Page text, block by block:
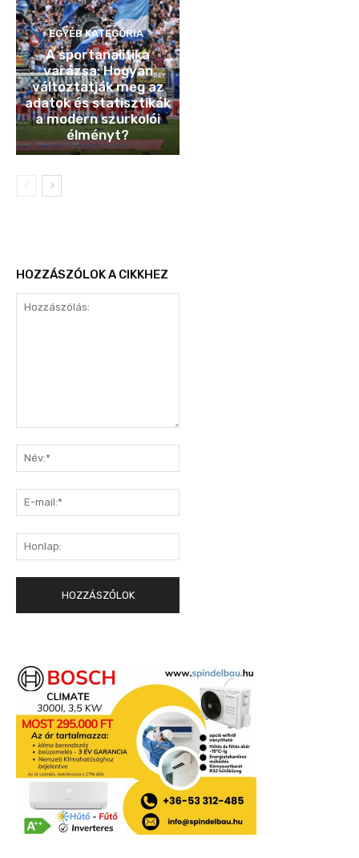
EGYÉB KATEGÓRIA
A sportanalitika
varázsa: Hogyan
változtatják meg az
adatok és statisztikák
a modern szurkolói
élményt?
HOZZÁSZÓLOK A CIKKHEZ
mail:*